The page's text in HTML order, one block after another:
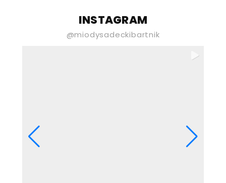
Wyrażam zgodę na przetwarzanie
moich danych osobowych podanych
„Sądecki Bartnik” Spółka z ograniczoną
INSTAGRAM
@miodysadeckibartnik